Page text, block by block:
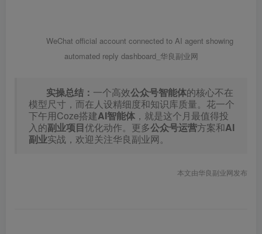
WeChat official account connected to AI agent showing
automated reply dashboard_华良副业网
实操总结： 一个高效公众号智能体的核心不在
模型尺寸，而在人设精细度和知识库质量。花一个
下午用Coze搭建AI智能体 ，就是这个月最值得投
入的副业项目优化动作。更多公众号运营方案和AI
副业实战，欢迎关注华良副业网。
本文由华良副业网发布